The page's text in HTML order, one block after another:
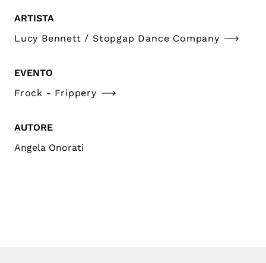
ARTISTA
Lucy Bennett / Stopgap Dance Company
EVENTO
Frock - Frippery
AUTORE
Angela Onorati